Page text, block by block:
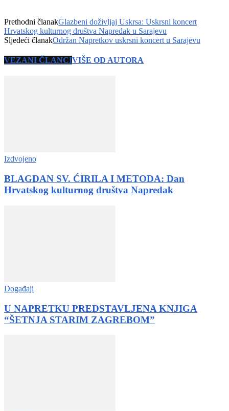
Prethodni članakGlazbeni doživljaj Uskrsa: Uskrsni koncert
Hrvatskog kulturnog društva Napredak u Sarajevu
Sljedeći članakOdržan Napretkov uskrsni koncert u Sarajevu
VEZANI ČLANCIVIŠE OD AUTORA
Izdvojeno
BLAGDAN SV. ĆIRILA I METODA: Dan
Hrvatskog kulturnog društva Napredak
Događaji
U NAPRETKU PREDSTAVLJENA KNJIGA
“ŠETNJA STARIM ZAGREBOM”